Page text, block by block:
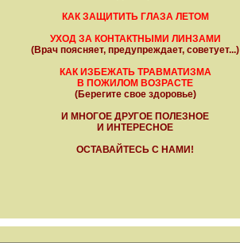
КАК ЗАЩИТИТЬ ГЛАЗА ЛЕТОМ
УХОД ЗА КОНТАКТНЫМИ ЛИНЗАМИ
(Врач поясняет, предупреждает, советует...)
КАК ИЗБЕЖАТЬ ТРАВМАТИЗМА
В ПОЖИЛОМ ВОЗРАСТЕ
(Берегите свое здоровье)
И МНОГОЕ ДРУГОЕ ПОЛЕЗНОЕ
И ИНТЕРЕСНОЕ
ОСТАВАЙТЕСЬ С НАМИ!